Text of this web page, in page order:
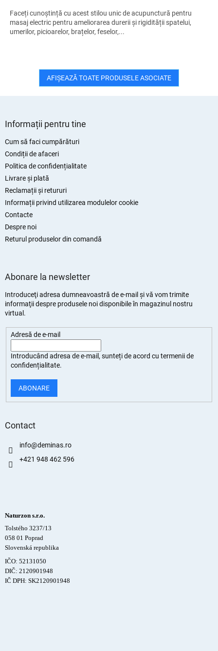
Faceți cunoștință cu acest stilou unic de acupunctură pentru
masaj electric pentru ameliorarea durerii și rigidității spatelui,
umerilor, picioarelor, brațelor, feselor,...
AFIŞEAZĂ TOATE PRODUSELE ASOCIATE
Informații pentru tine
Cum să faci cumpărături
Condiții de afaceri
Politica de confidențialitate
Livrare și plată
Reclamații și retururi
Informații privind utilizarea modulelor cookie
Contacte
Despre noi
Returul produselor din comandă
Abonare la newsletter
Introduceţi adresa dumneavoastră de e-mail şi vă vom trimite
informaţii despre produsele noi disponibile în magazinul nostru
virtual.
Adresă de e-mail
Introducând adresa de e-mail, sunteți deacord cu termenii de
confidențialitate.
ABONARE
Contact
info@deminas.ro
+421 948 462 596
Naturzon s.r.o.
Tolstého 3237/13
058 01 Poprad
Slovenská republika
IČO: 52131050
DIČ: 2120901948
IČ DPH: SK2120901948